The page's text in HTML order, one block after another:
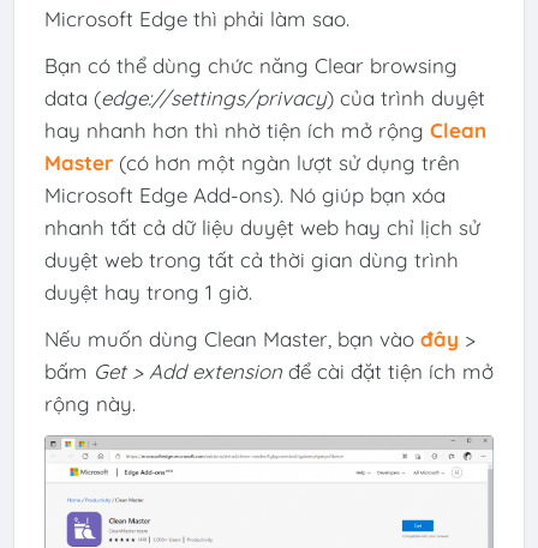
Microsoft Edge thì phải làm sao.
Bạn có thể dùng chức năng Clear browsing
data (edge://settings/privacy) của trình duyệt
hay nhanh hơn thì nhờ tiện ích mở rộng Clean
Master(có hơn một ngàn lượt sử dụng trên
Microsoft Edge Add-ons). Nó giúp bạn xóa
nhanh tất cả dữ liệu duyệt web hay chỉ lịch sử
duyệt web trong tất cả thời gian dùng trình
duyệt hay trong 1 giờ.
Nếu muốn dùng Clean Master, bạn vào đây >
bấm Get > Add extensionđể cài đặt tiện ích mở
rộng này.